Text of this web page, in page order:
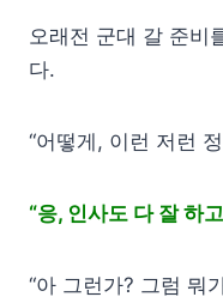
오래전 군대 갈 준비
다.
“어떻게, 이런 저런
“응, 인사도 다 잘 하
“아 그런가? 그럼 뭐